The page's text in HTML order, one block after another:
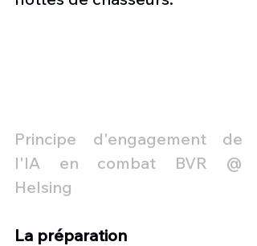
Principe d'engagement de
l'IA en combat BVR @
Helsing
La préparation